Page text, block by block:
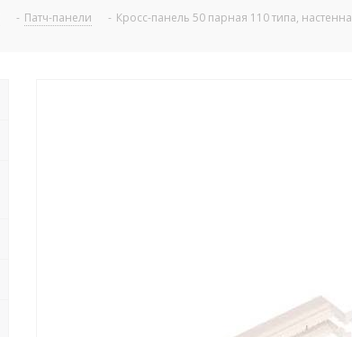
- Патч-панели - Кросс-панель 50 парная 110 типа,